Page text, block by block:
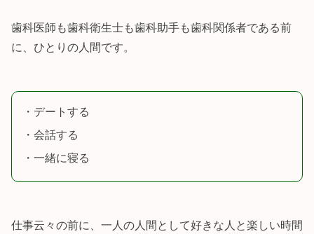
歯科医師も歯科衛生士も歯科助手も歯科関係者である前
に、ひとりの人間です。
・デートする
・会話する
・一緒に寝る
仕事云々の前に、一人の人間として好きな人と楽しい時間